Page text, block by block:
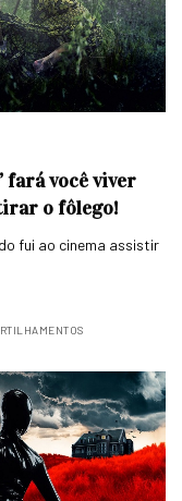
fará você viver
o fôlego!
fui ao cinema assistir